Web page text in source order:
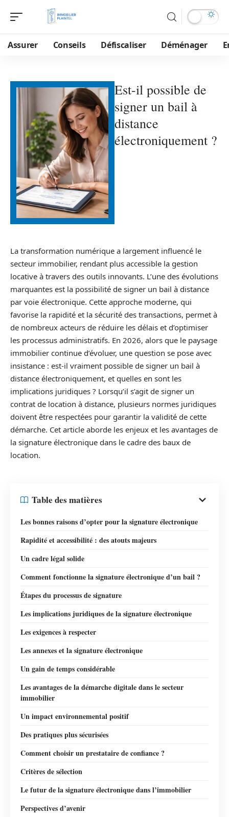
Assurer Conseils Défiscaliser Déménager
Est-il possible de
signer un bail à
distance
électroniquement ?
La transformation numérique a largement influencé le
secteur immobilier, rendant plus accessible la gestion
locative à travers des outils innovants. L’une des évolutions
marquantes est la possibilité de signer un bail à distance
par voie électronique. Cette approche moderne, qui
favorise la rapidité et la sécurité des transactions, permet à
de nombreux acteurs de réduire les délais et d’optimiser
les processus administratifs. En 2026, alors que le paysage
immobilier continue d’évoluer, une question se pose avec
insistance : est-il vraiment possible de signer un bail à
distance électroniquement, et quelles en sont les
implications juridiques ? Lorsqu’il s’agit de signer un
contrat de location à distance, plusieurs normes juridiques
doivent être respectées pour garantir la validité de cette
démarche. Cet article aborde les enjeux et les avantages de
la signature électronique dans le cadre des baux de
location.
Table des matières
Les bonnes raisons d’opter pour la signature électronique
Rapidité et accessibilité : des atouts majeurs
Un cadre légal solide
Comment fonctionne la signature électronique d’un bail ?
Étapes du processus de signature
Les implications juridiques de la signature électronique
Les exigences à respecter
Les annexes et la signature électronique
Un gain de temps considérable
Les avantages de la démarche digitale dans le secteur
immobilier
Un impact environnemental positif
Des pratiques plus sécurisées
Comment choisir un prestataire de confiance ?
Critères de sélection
Le futur de la signature électronique dans l’immobilier
Perspectives d’avenir